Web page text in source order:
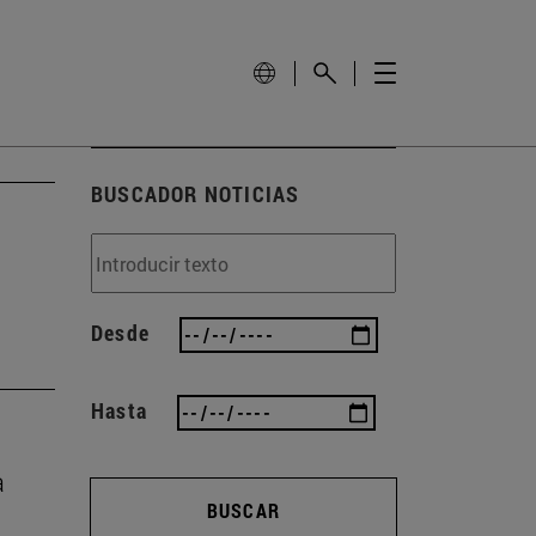
BUSCADOR NOTICIAS
Desde
Hasta
BUSCAR